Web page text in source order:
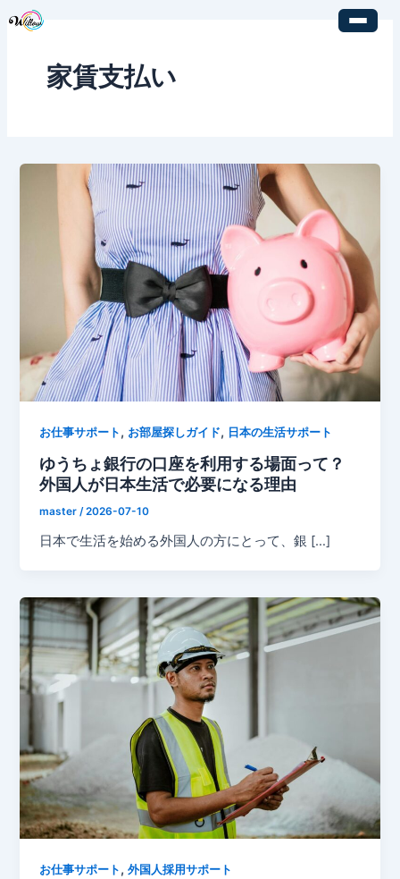
家賃支払い
お仕事サポート , お部屋探しガイド, 日本の生活サポート
ゆうちょ銀行の口座を利用する場面って？
外国人が日本生活で必要になる理由
master /2026-07-10
日本で生活を始める外国人の方にとって、銀 […]
お仕事サポート ,外国人採用サポート